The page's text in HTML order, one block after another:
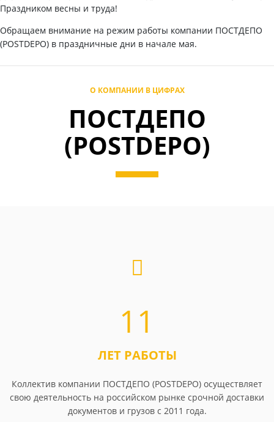
Праздником весны и труда!
Обращаем внимание на режим работы компании ПОСТДЕПО
(POSTDEPO) в праздничные дни в начале мая.
О КОМПАНИИ В ЦИФРАХ
ПОСТДЕПО
(POSTDEPO)
11
ЛЕТ РАБОТЫ
Коллектив компании ПОСТДЕПО (POSTDEPO) осуществляет
свою деятельность на российском рынке срочной доставки
документов и грузов с 2011 года.